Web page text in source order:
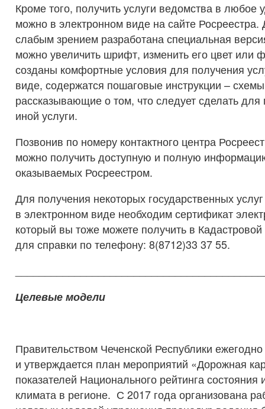
Кроме того, получить услуги ведомства в любое
можно в электронном виде на сайте
слабым зрением разработана специальная
можно увеличить шрифт, изменить его цвет или
созданы комфортные условия для получения
виде, содержатся пошаговые инструкции –
рассказывающие о том, что следует сделать для
иной услуги.
Позвонив по номеру контактного центра
можно получить доступную и полную
оказываемых Росреестром.
Для получения некоторых государственных
в электронном виде необходим сертификат
который вы тоже можете получить в
для справки по телефону: 8(8712)33 37 55.
Целевые модели
Правительством Чеченской Республики
и утверждается план мероприятий «Дорожная
показателей Национального рейтинга состояния
климата в регионе. С 2017 года организована